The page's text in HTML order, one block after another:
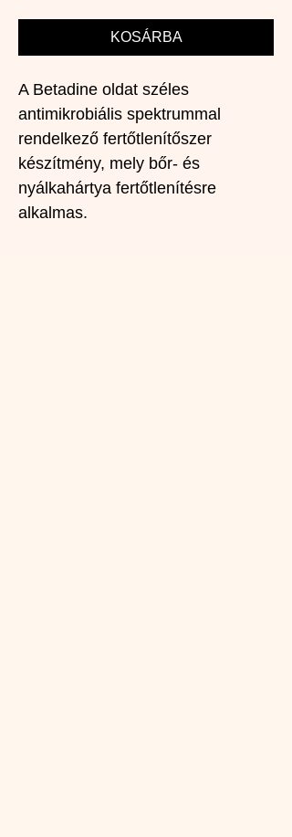
KOSÁRBA
A Betadine oldat széles
antimikrobiális spektrummal
rendelkező fertőtlenítőszer
készítmény, mely bőr- és
nyálkahártya fertőtlenítésre
alkalmas.